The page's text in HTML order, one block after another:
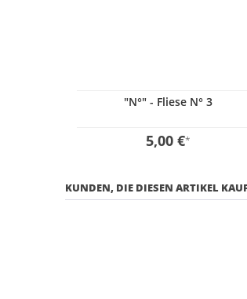
"N°" - Fliese N° 3
5,00 €*
KUNDEN, DIE DIESEN ARTIKEL